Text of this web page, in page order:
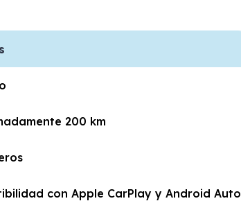
200 km
con Apple CarPlay y Android Auto